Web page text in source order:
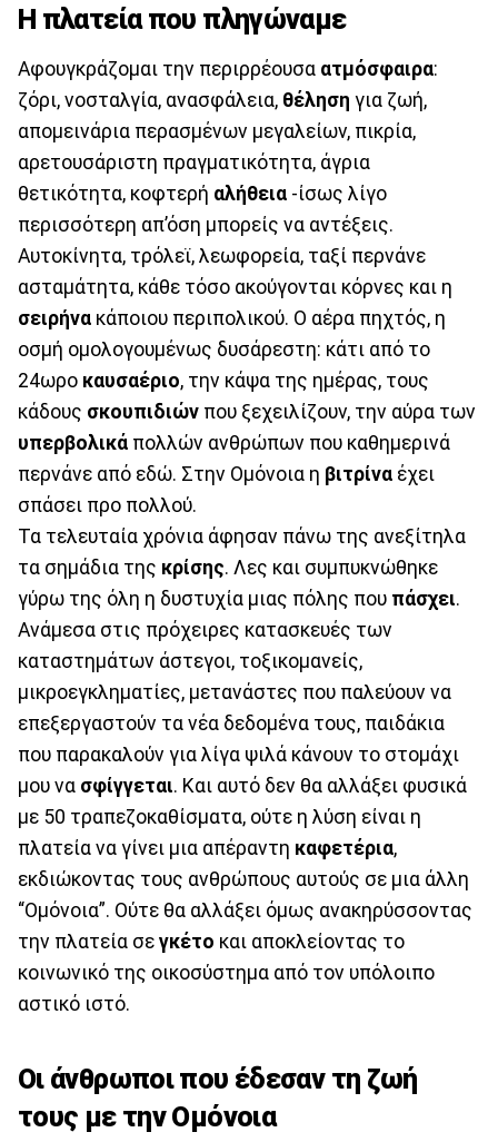
Η πλατεία που πληγώναμε
Αφουγκράζομαι την περιρρέουσα ατμόσφαιρα:
ζόρι, νοσταλγία, ανασφάλεια, θέληση για ζωή,
απομεινάρια περασμένων μεγαλείων, πικρία,
αρετουσάριστη πραγματικότητα, άγρια
θετικότητα, κοφτερή αλήθεια -ίσως λίγο
περισσότερη απ’όση μπορείς να αντέξεις.
Αυτοκίνητα, τρόλεϊ, λεωφορεία, ταξί περνάνε
ασταμάτητα, κάθε τόσο ακούγονται κόρνες και η
σειρήνα κάποιου περιπολικού. Ο αέρα πηχτός, η
οσμή ομολογουμένως δυσάρεστη: κάτι από το
24ωρο καυσαέριο, την κάψα της ημέρας, τους
κάδους σκουπιδιών που ξεχειλίζουν, την αύρα των
υπερβολικά πολλών ανθρώπων που καθημερινά
περνάνε από εδώ. Στην Ομόνοια η βιτρίνα έχει
σπάσει προ πολλού.
Τα τελευταία χρόνια άφησαν πάνω της ανεξίτηλα
τα σημάδια της κρίσης. Λες και συμπυκνώθηκε
γύρω της όλη η δυστυχία μιας πόλης που πάσχει.
Ανάμεσα στις πρόχειρες κατασκευές των
καταστημάτων άστεγοι, τοξικομανείς,
μικροεγκληματίες, μετανάστες που παλεύουν να
επεξεργαστούν τα νέα δεδομένα τους, παιδάκια
που παρακαλούν για λίγα ψιλά κάνουν το στομάχι
μου να σφίγγεται. Και αυτό δεν θα αλλάξει φυσικά
με 50 τραπεζοκαθίσματα, ούτε η λύση είναι η
πλατεία να γίνει μια απέραντη καφετέρια,
εκδιώκοντας τους ανθρώπους αυτούς σε μια άλλη
“Ομόνοια”. Ούτε θα αλλάξει όμως ανακηρύσσοντας
την πλατεία σε γκέτο και αποκλείοντας το
κοινωνικό της οικοσύστημα από τον υπόλοιπο
αστικό ιστό.
Οι άνθρωποι που έδεσαν τη ζωή
τους με την Ομόνοια